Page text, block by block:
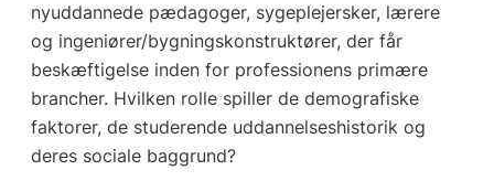
nyuddannede pædagoger, sygeplejersker, lærere
og ingeniører/bygningskonstruktører, der får
beskæftigelse inden for professionens primære
brancher. Hvilken rolle spiller de demografiske
faktorer, de studerende uddannelseshistorik og
deres sociale baggrund?